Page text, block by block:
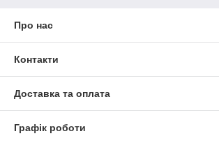
Про нас
Контакти
Доставка та оплата
Графік роботи